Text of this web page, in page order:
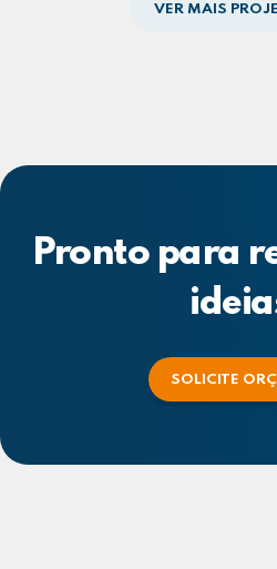
VER MAIS
Pronto para
SOLICITE